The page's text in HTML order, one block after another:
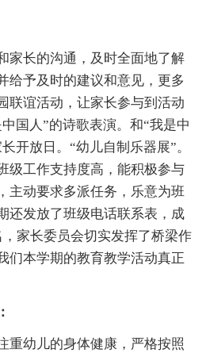
长的沟通，及时全面地了解
给予及时的建议和意见，更多
联谊活动，让家长参与到活动
国人”的诗歌表演。和“我是中
开放日。“幼儿自制乐器展”。
级工作支持度高，能积极参与
主动要求多派任务，乐意为班
还发放了班级电话联系表，成
家长委员会切实发挥了桥梁作
们本学期的教育教学活动真正
幼儿的身体健康，严格按照